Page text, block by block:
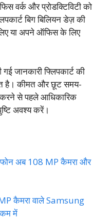
वर्क और प्रोडक्टिविटी को
बिग बिलियन डेज़ की
या अपने ऑफिस के लिए
जानकारी फ्लिपकार्ट की
है। कीमत और छूट समय-
से पहले आधिकारिक
अवश्य करें।
अब 108 MP कैमरा और
कैमरा वाले Samsung
में